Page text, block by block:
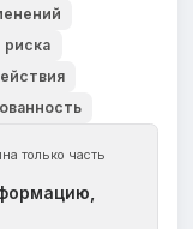
только часть